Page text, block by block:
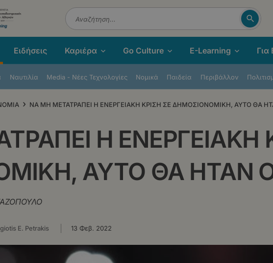
Αναζήτηση
Ναυτιλία Μedia - Νέες Τεχνολογίες Νομικά Παιδεία Περιβάλλον
Ειδήσεις Καριέρα Go Culture E-Learning Για
› ΝΑ ΜΗ ΜΕΤΑΤΡΑΠΕΙ Η ΕΝΕΡΓΕΙΑΚΗ ΚΡΙΣΗ ΣΕ ΔΗΜΟΣΙΟΝΟΜΙΚΗ, ΑΥΤΟ ΘΑ
Η ΕΝΕΡΓΕΙΑΚΗ
ΑΥΤΟ ΘΑ ΗΤΑΝ
E. Petrakis 13 Φεβ. 2022